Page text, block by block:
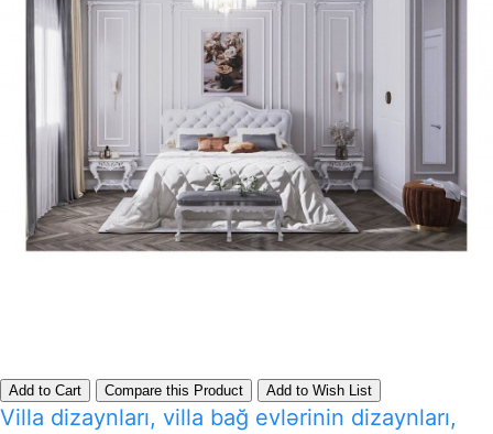
Add to Cart Compare this Product Add to Wish List
Villa dizaynları, villa bağ evlərinin dizaynları,